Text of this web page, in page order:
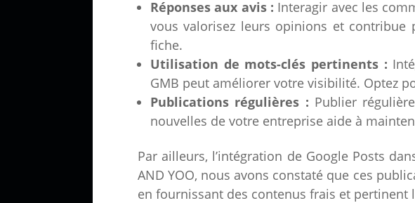
Réponses aux avis : Interagir avec les
vous valorisez leurs opinions et
fiche.
Utilisation de mots-clés pertinents :
GMB peut améliorer votre visibilité. Optez
Publications régulières : Publier
nouvelles de votre entreprise aide à
Par ailleurs, l’intégration de Google Posts
AND YOO, nous avons constaté que ces
en fournissant des contenus frais et pertinent